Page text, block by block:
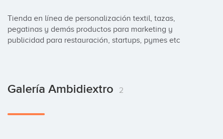
Tienda en línea de personalización textil, tazas,
pegatinas y demás productos para marketing y
publicidad para restauración, startups, pymes etc
Galería Ambidiextro 2